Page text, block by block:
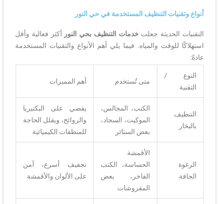
أنواع وتقنيات التنظيف المستخدمة في حي النور
التقنيات الحديثة جعلت خدمات التنظيف بحي النور أكثر فعالية وأقل
استهلاكًا للوقت والمياه. فيما يلي أهم الأنواع والتقنيات المستخدمة
عادةً:
النوع /
التقنية
متى تُستخدم أهم المميزات
التنظيف
بالبخار
الكنب، المجالس،
الموكيت، السجاد،
بعض الستائر
يقضي على البكتيريا
والروائح، ويقلل الحاجة
للمنظفات الكيميائية
الرغوة
الجافة
الأقمشة
الحساسة، الكنب
الفاخر، بعض
المفروشات
تجفيف أسرع، آمن
على الألوان والأقمشة